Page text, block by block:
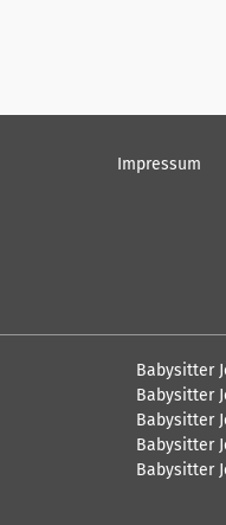
Impressum
Babysitter
Babysitter
Babysitter
Babysitter
Babysitter